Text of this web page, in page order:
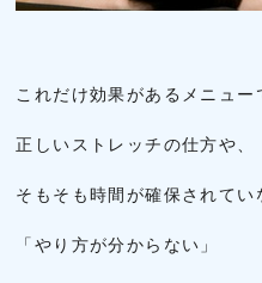
これだけ効果があるメニュー
正しいストレッチの仕方や、
そもそも時間が確保されてい
「やり方が分からない」